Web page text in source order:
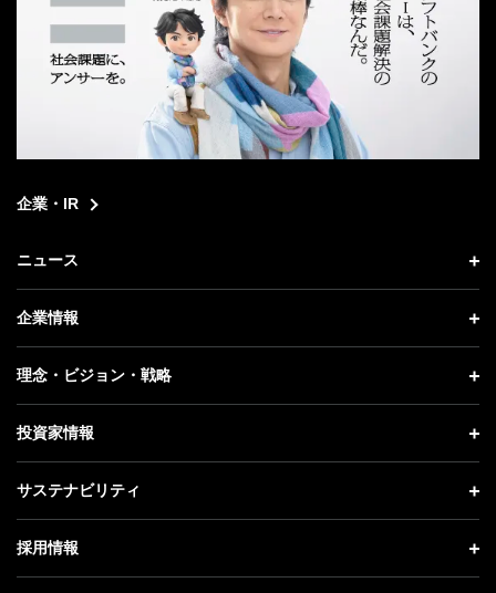
企業・IR
ニュース
ニュース トップ
プレスリリース
更新情報
記者説明会
企業情報
企業情報 トップ
社長メッセージ
事業紹介
ガバナンス
理念・ビジョン・戦略
理念・ビジョン・戦略 トップ
成長戦略「Activate AI for Society」
人材戦略
投資家情報
投資家情報 トップ
経営方針
サステナビリティ
サステナビリティ トップ
トップメッセージ
採用情報